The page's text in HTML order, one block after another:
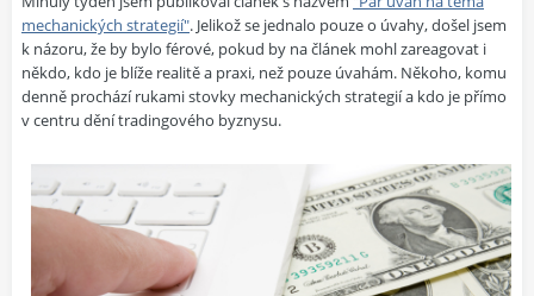
mechanických strategií". Jelikož se jednalo pouze o úvahy, došel jsem
k názoru, že by bylo férové, pokud by na článek mohl zareagovat i
někdo, kdo je blíže realitě a praxi, než pouze úvahám. Někoho, komu
denně prochází rukami stovky mechanických strategií a kdo je přímo
v centru dění tradingového byznysu.